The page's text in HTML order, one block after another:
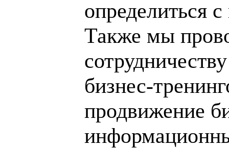
определиться
Также мы
бизнес-
продвижение